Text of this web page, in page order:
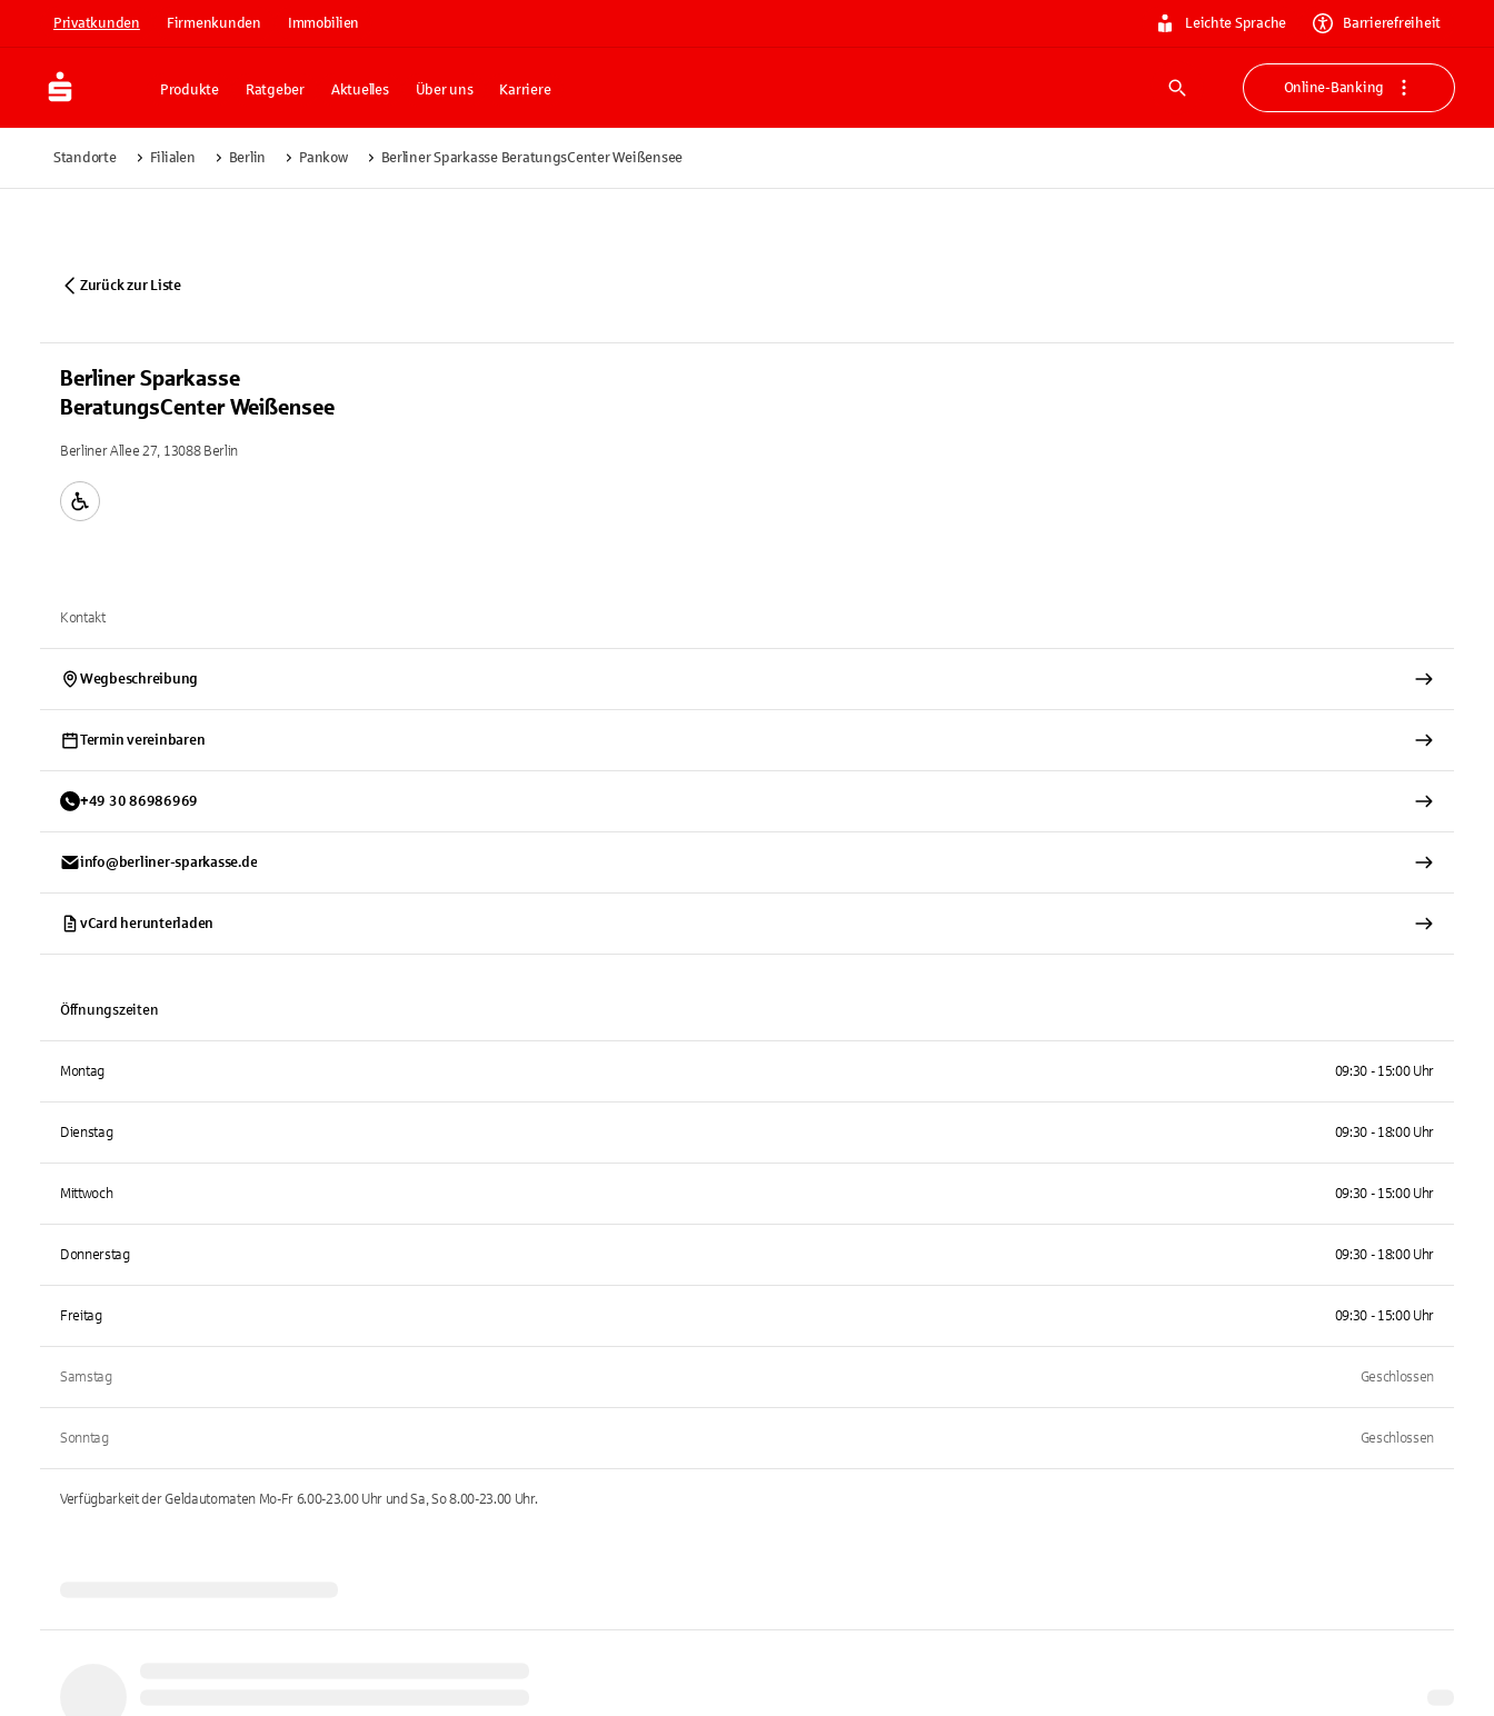
Privatkunden Firmenkunden Immobilien Leichte Sprache Barrierefreiheit
Produkte Ratgeber Aktuelles Über uns Karriere
Suche
Online-Banking
Standorte Filialen Berlin Pankow Berliner Sparkasse BeratungsCenter Weißensee
Zurück zur Liste
Berliner Sparkasse
BeratungsCenter Weißensee
Berliner Allee 27, 13088 Berlin
Kontakt
Wegbeschreibung
Termin vereinbaren
+49 30 86986969
info@berliner-sparkasse.de
vCard herunterladen
Öffnungszeiten
Montag 09:30 - 15:00 Uhr
Dienstag 09:30 - 18:00 Uhr
Mittwoch 09:30 - 15:00 Uhr
Donnerstag 09:30 - 18:00 Uhr
Freitag 09:30 - 15:00 Uhr
Samstag Geschlossen
Sonntag Geschlossen
Verfügbarkeit der Geldautomaten Mo-Fr 6.00-23.00 Uhr und Sa, So 8.00-23.00Uhr.